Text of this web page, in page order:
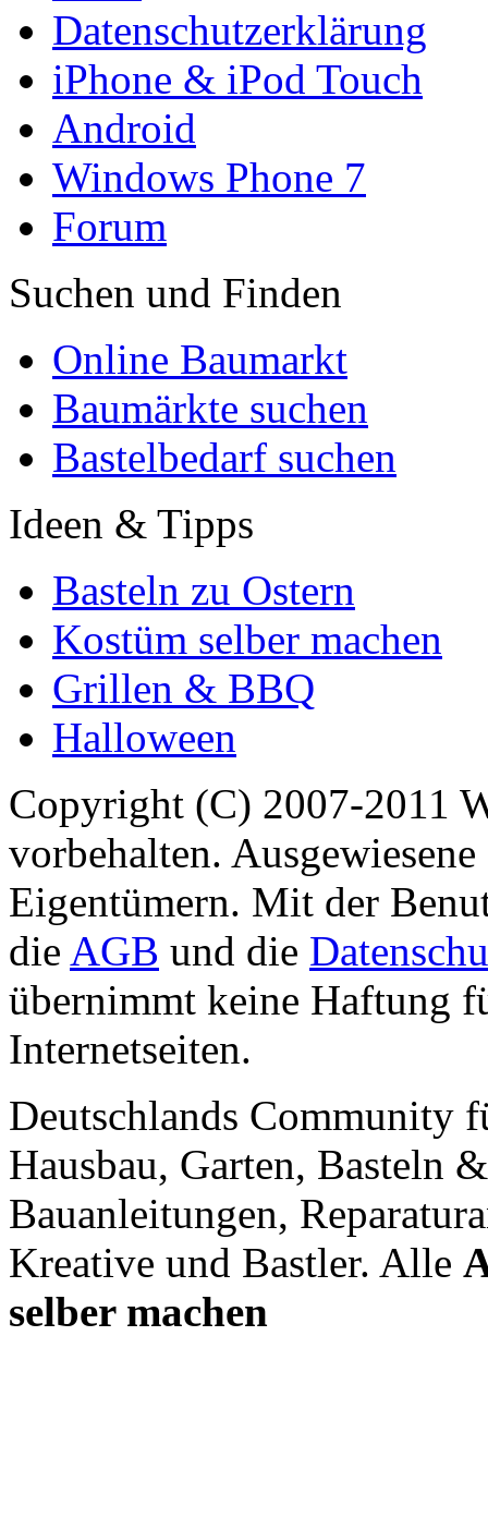
Datenschutzerklärung
iPhone & iPod Touch
Android
Windows Phone 7
Forum
Suchen und Finden
Online Baumarkt
Baumärkte suchen
Bastelbedarf suchen
Ideen & Tipps
Basteln zu Ostern
Kostüm selber machen
Grillen & BBQ
Halloween
Copyright (C) 2007-2011
vorbehalten.
Eigentümern. Mit der
die AGB und die
übernimmt keine Haftung
Internetseiten.
Deutschlands Community
Hausbau, Garten, Basteln
Bauanleitungen,
Kreative und Bastler. Alle
selber machen